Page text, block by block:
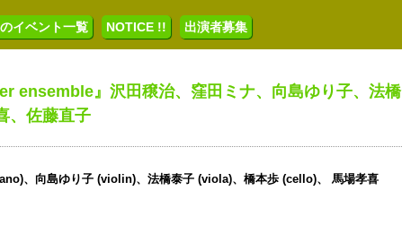
イベント一覧 NOTICE !! 出演者募集
ensemble』沢田穣治、窪田ミナ、向島ゆり子、法橋
、佐藤直子
、向島ゆり子 (violin)、法橋泰子 (viola)、橋本歩 (cello)、 馬場孝喜